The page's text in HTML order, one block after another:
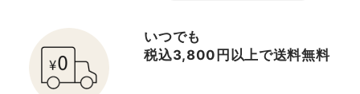
いつでも
税込3,800円以上で送料無料